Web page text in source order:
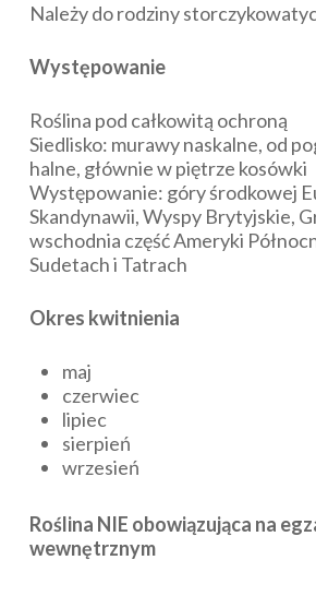
Należy do rodziny
Występowanie
Roślina pod całkowitą ochroną
Siedlisko: murawy naskalne, od
halne, głównie w piętrze kosówki
Występowanie: góry środkowej
Skandynawii, Wyspy Brytyjskie,
wschodnia część Ameryki
Sudetach i Tatrach
Okres kwitnienia
maj
czerwiec
lipiec
sierpień
wrzesień
Roślina NIE obowiązująca na
wewnętrznym